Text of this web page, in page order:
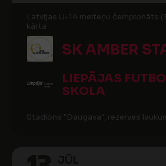
Latvijas U-14 meiteņu čempionāts
kārta
SK AMBER
LIEPĀJAS
SKOLA
Stadions "Daugava", rezerves